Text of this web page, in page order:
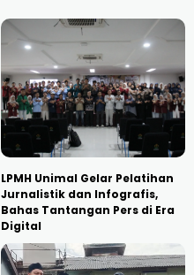
LPMH Unimal Gelar Pelatihan
Jurnalistik dan Infografis,
Bahas Tantangan Pers di Era
Digital